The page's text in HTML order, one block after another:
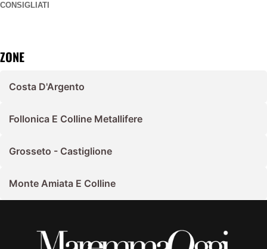
CONSIGLIATI
ZONE
Costa D'Argento
Follonica E Colline Metallifere
Grosseto - Castiglione
Monte Amiata E Colline